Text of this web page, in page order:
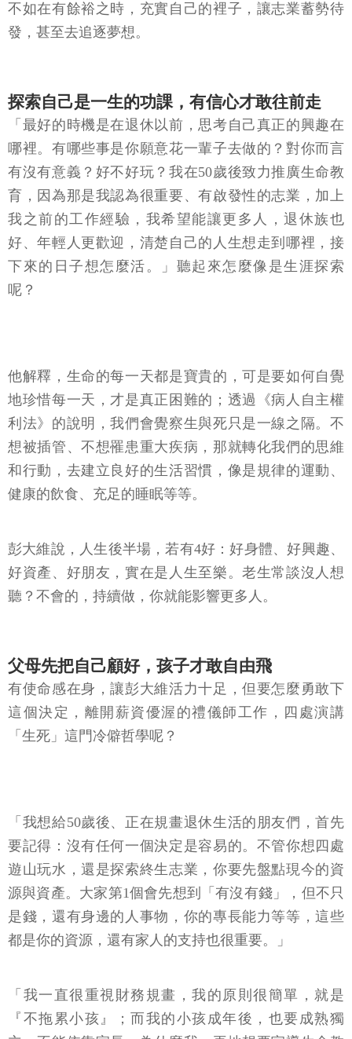
不如在有餘裕之時，充實自己的裡子，讓志業蓄勢待
發，甚至去追逐夢想。
探索自己是一生的功課，有信心才敢往前走
「最好的時機是在退休以前，思考自己真正的興趣在
哪裡。有哪些事是你願意花一輩子去做的？對你而言
有沒有意義？好不好玩？我在50歲後致力推廣生命教
育，因為那是我認為很重要、有啟發性的志業，加上
我之前的工作經驗，我希望能讓更多人，退休族也
好、年輕人更歡迎，清楚自己的人生想走到哪裡，接
下來的日子想怎麼活。」聽起來怎麼像是生涯探索
呢？
他解釋，生命的每一天都是寶貴的，可是要如何自覺
地珍惜每一天，才是真正困難的；透過《病人自主權
利法》的說明，我們會覺察生與死只是一線之隔。不
想被插管、不想罹患重大疾病，那就轉化我們的思維
和行動，去建立良好的生活習慣，像是規律的運動、
健康的飲食、充足的睡眠等等。
彭大維說，人生後半場，若有4好：好身體、好興趣、
好資產、好朋友，實在是人生至樂。老生常談沒人想
聽？不會的，持續做，你就能影響更多人。
父母先把自己顧好，孩子才敢自由飛
有使命感在身，讓彭大維活力十足，但要怎麼勇敢下
這個決定，離開薪資優渥的禮儀師工作，四處演講
「生死」這門冷僻哲學呢？
「我想給50歲後、正在規畫退休生活的朋友們，首先
要記得：沒有任何一個決定是容易的。不管你想四處
遊山玩水，還是探索終生志業，你要先盤點現今的資
源與資產。大家第1個會先想到「有沒有錢」，但不只
是錢，還有身邊的人事物，你的專長能力等等，這些
都是你的資源，還有家人的支持也很重要。」
「我一直很重視財務規畫，我的原則很簡單，就是
『不拖累小孩』；而我的小孩成年後，也要成熟獨